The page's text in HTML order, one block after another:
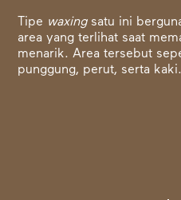
Tipe waxingsatu ini
area yang terlihat saat
menarik. Area tersebut
punggung, perut, serta kaki.